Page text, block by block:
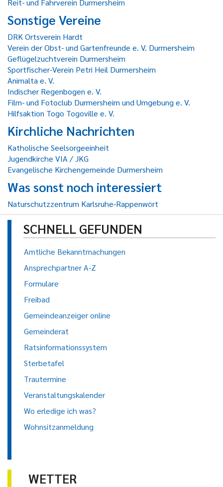
Reit- und Fahrverein Durmersheim
Sonstige Vereine
DRK Ortsverein Hardt
Verein der Obst- und Gartenfreunde e. V. Durmersheim
Geflügelzuchtverein Durmersheim
Sportfischer-Verein Petri Heil Durmersheim
Animalta e. V.
Indischer Regenbogen e. V.
Film- und Fotoclub Durmersheim und Umgebung e. V.
Hilfsaktion Togo Togoville e. V.
Kirchliche Nachrichten
Katholische Seelsorgeeinheit
Jugendkirche VIA / JKG
Evangelische Kirchengemeinde Durmersheim
Was sonst noch interessiert
Naturschutzzentrum Karlsruhe-Rappenwört
SCHNELL GEFUNDEN
Amtliche Bekanntmachungen
Ansprechpartner A-Z
Formulare
Freibad
Gemeindeanzeiger online
Gemeinderat
Ratsinformationssystem
Sterbetafel
Trautermine
Veranstaltungskalender
Wo erledige ich was?
Wohnsitzanmeldung
WETTER